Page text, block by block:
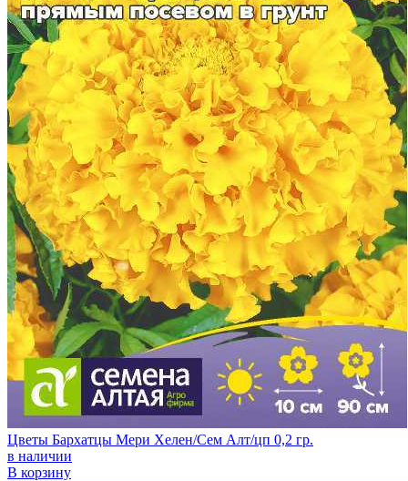
Цветы Бархатцы Мери Хелен/Сем Алт/цп 0,2 гр.
в наличии
В корзину